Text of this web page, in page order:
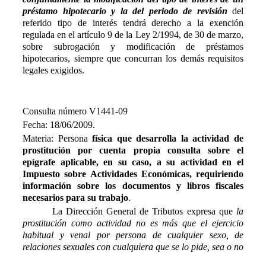
préstamo hipotecario y la del periodo de revisión del
referido tipo de interés tendrá derecho a la exención
regulada en el artículo 9 de la Ley 2/1994, de 30 de marzo,
sobre subrogación y modificación de préstamos
hipotecarios, siempre que concurran los demás requisitos
legales exigidos.
Consulta número V1441-09
Fecha: 18/06/2009.
Materia: Personafísica que desarrolla la actividad de
prostitución por cuenta propia consulta sobre el
epígrafe aplicable, en su caso, a su actividad en el
Impuesto sobre Actividades Económicas, requiriendo
información sobre los documentos y libros fiscales
necesarios para su trabajo.
La Dirección General de Tributos expresa que  la
prostitución como actividad no es más que el ejercicio
habitual y venal por persona de cualquier sexo, de
relaciones sexuales con cualquiera que se lo pide, sea o no